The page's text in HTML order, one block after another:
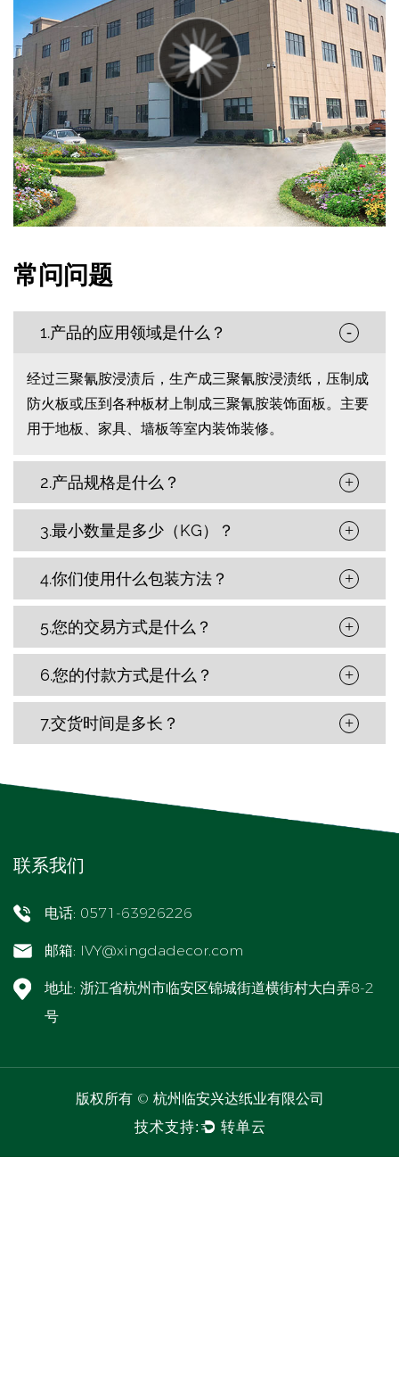
常问问题
1.产品的应用领域是什么？ -
经过三聚氰胺浸渍后，生产成三聚氰胺浸渍纸，压制成
防火板或压到各种板材上制成三聚氰胺装饰面板。主要
用于地板、家具、墙板等室内装饰装修。
2.产品规格是什么？ +
3.最小数量是多少（KG）？ +
4.你们使用什么包装方法？ +
5.您的交易方式是什么？ +
6.您的付款方式是什么？ +
7.交货时间是多长？ +
联系我们
电话: 0571-63926226
邮箱: IVY@xingdadecor.com
地址: 浙江省杭州市临安区锦城街道横街村大白弄8-2
号
版权所有 © 杭州临安兴达纸业有限公司
技术支持: 转单云